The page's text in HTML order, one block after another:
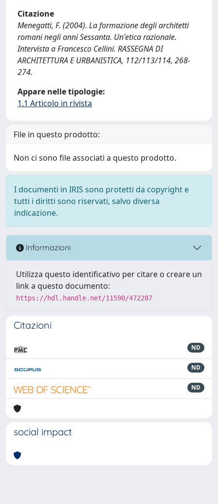
Citazione
Menegatti, F. (2004). La formazione degli architetti
romani negli anni Sessanta. Un'etica razionale.
Intervista a Francesco Cellini. RASSEGNA DI
ARCHITETTURA E URBANISTICA, 112/113/114, 268-
274.
Appare nelle tipologie:
1.1 Articolo in rivista
File in questo prodotto:
Non ci sono file associati a questo prodotto.
I documenti in IRIS sono protetti da copyright e
tutti i diritti sono riservati, salvo diversa
indicazione.
Informazioni
Utilizza questo identificativo per citare o creare un
link a questo documento:
https://hdl.handle.net/11590/472287
Citazioni
ND
ND
ND
social impact